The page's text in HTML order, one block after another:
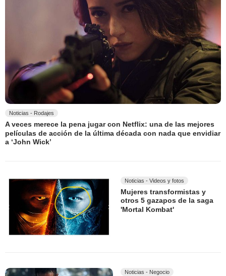
Noticias - Rodajes
A veces merece la pena jugar con Netflix: una de las mejores
películas de acción de la última década con nada que envidiar
a ‘John Wick’
Noticias - Videos y fotos
Mujeres transformistas y
otros 5 gazapos de la saga
'Mortal Kombat'
Noticias - Negocio